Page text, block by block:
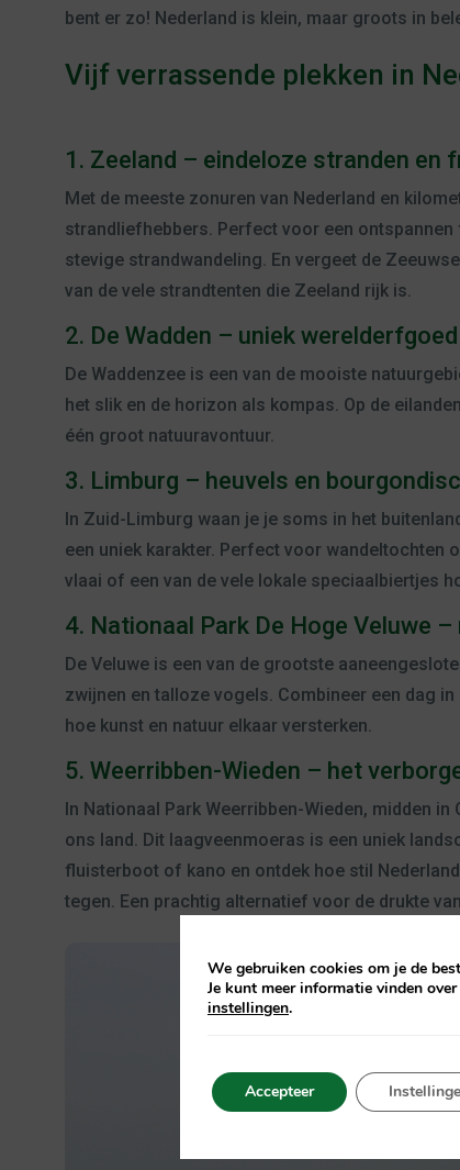
bent er zo! Nederland is klein, maar groots in
Vijf verrassende plekken in
1. Zeeland – eindeloze stranden en
Met de meeste zonuren van Nederland en
strandliefhebbers. Perfect voor een
stevige strandwandeling. En vergeet de
van de vele strandtenten die Zeeland rijk is.
2. De Wadden – uniek werelderfgoed
De Waddenzee is een van de mooiste
het slik en de horizon als kompas. Op de
één groot natuuravontuur.
3. Limburg – heuvels en
In Zuid-Limburg waan je je soms in het
een uniek karakter. Perfect voor wandeltochten
vlaai of een van de vele lokale speciaalbiertjes
4. Nationaal Park De Hoge Veluwe
De Veluwe is een van de grootste
zwijnen en talloze vogels. Combineer een dag
hoe kunst en natuur elkaar versterken.
5. Weerribben-Wieden – het
In Nationaal Park Weerribben-Wieden, midden
ons land. Dit laagveenmoeras is een uniek
fluisterboot of kano en ontdek hoe stil
tegen. Een prachtig alternatief voor de drukte
We gebruiken cookies om je de
Je kunt meer informatie vinden
instellingen.
Accepteer